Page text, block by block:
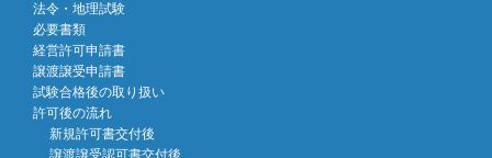
法令・地理試験
必要書類
経営許可申請書
譲渡譲受申請書
試験合格後の取り扱い
許可後の流れ
新規許可書交付後
譲渡譲受認可書交付後